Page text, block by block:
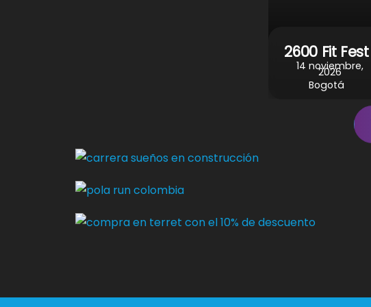
2600 Fit Fest
14 noviembre,
2026
Bogotá